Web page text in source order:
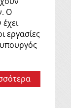
Ο
εργασίες